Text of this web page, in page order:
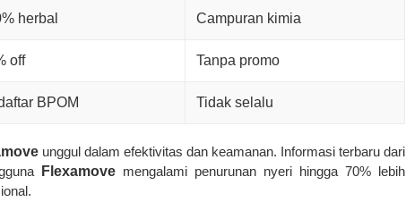
herbal Campuran kimia
off Tanpa promo
BPOM Tidak selalu
unggul dalam efektivitas dan keamanan. Informasi terbaru dari
Flexamove mengalami penurunan nyeri hingga 70% lebih